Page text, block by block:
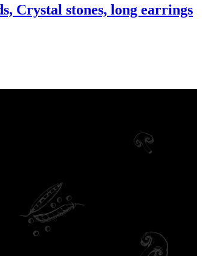
Crystal stones, long earrings